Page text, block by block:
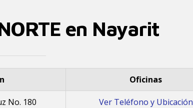
en Nayarit
Oficinas
No. 180 Ver Teléfono y Ubicación